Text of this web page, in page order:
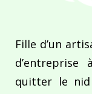
Fille d’un
quitter le